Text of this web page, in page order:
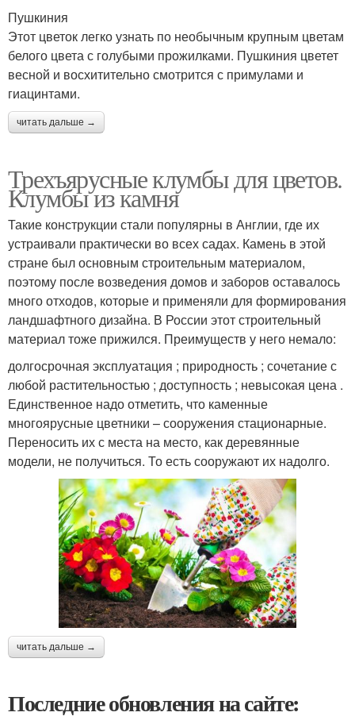
Пушкиния
Этот цветок легко узнать по необычным крупным цветам
белого цвета с голубыми прожилками. Пушкиния цветет
весной и восхитительно смотрится с примулами и
гиацинтами.
читать дальше →
Трехъярусные клумбы для цветов.
Клумбы из камня
Такие конструкции стали популярны в Англии, где их
устраивали практически во всех садах. Камень в этой
стране был основным строительным материалом,
поэтому после возведения домов и заборов оставалось
много отходов, которые и применяли для формирования
ландшафтного дизайна. В России этот строительный
материал тоже прижился. Преимуществ у него немало:
долгосрочная эксплуатация ; природность ; сочетание с
любой растительностью ; доступность ; невысокая цена .
Единственное надо отметить, что каменные
многоярусные цветники – сооружения стационарные.
Переносить их с места на место, как деревянные
модели, не получиться. То есть сооружают их надолго.
читать дальше →
Последние обновления на сайте: